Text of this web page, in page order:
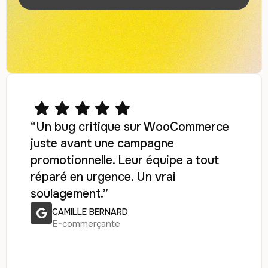
“Un bug critique sur WooCommerce
juste avant une campagne
promotionnelle. Leur équipe a tout
réparé en urgence. Un vrai
soulagement.”
CAMILLE BERNARD
E-commerçante